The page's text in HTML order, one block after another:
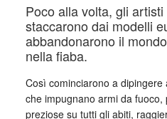
Poco alla volta, gli
staccarono dai modelli
abbandonarono il
nella fiaba.
Così cominciarono a
che impugnano armi da
preziose su tutti gli abiti,